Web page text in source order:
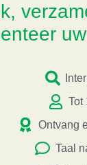
Tot
Ontvang
Taal